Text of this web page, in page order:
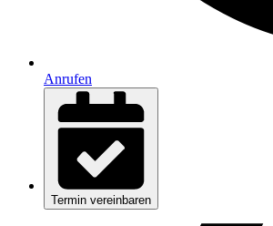
Anrufen
Termin vereinbaren